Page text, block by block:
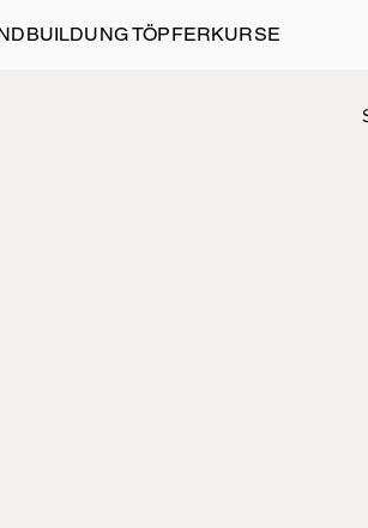
TÖPFERKURSE